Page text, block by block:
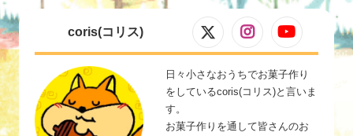
coris(コリス)
日々小さなおうちでお菓子作り
をしているcoris(コリス)と言いま
す。
お菓子作りを通して皆さんのお